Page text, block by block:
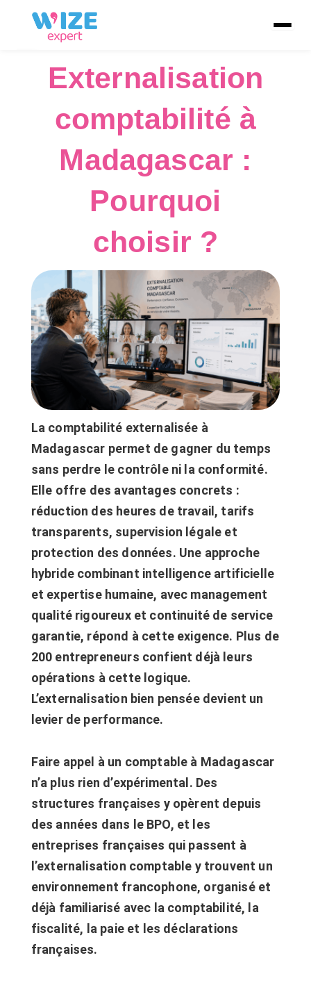
Externalisation
comptabilité à
Madagascar :
Pourquoi
choisir ?
La comptabilité externalisée à
Madagascar permet de gagner du temps
sans perdre le contrôle ni la conformité.
Elle offre des avantages concrets :
réduction des heures de travail, tarifs
transparents, supervision légale et
protection des données. Une approche
hybride combinant intelligence artificielle
et expertise humaine, avec management
qualité rigoureux et continuité de service
garantie, répond à cette exigence. Plus de
200 entrepreneurs confient déjà leurs
opérations à cette logique.
L’externalisation bien pensée devient un
levier de performance.
Faire appel à un comptable à Madagascar
n’a plus rien d’expérimental. Des
structures françaises y opèrent depuis
des années dans le BPO, et les
entreprises françaises qui passent à
l’externalisation comptable y trouvent un
environnement francophone, organisé et
déjà familiarisé avec la comptabilité, la
fiscalité, la paie et les déclarations
françaises.